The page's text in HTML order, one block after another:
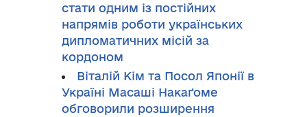
стати одним із постійних
напрямів роботи українських
дипломатичних місій за
кордоном
Віталій Кім та Посол Японії в
Україні Масаші Накаґоме
обговорили розширення